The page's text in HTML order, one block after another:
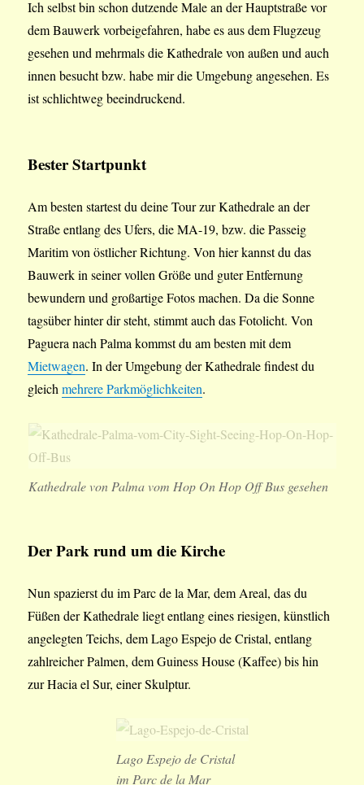
Ich selbst bin schon dutzende Male an der Hauptstraße vor
dem Bauwerk vorbeigefahren, habe es aus dem Flugzeug
gesehen und mehrmals die Kathedrale von außen und auch
innen besucht bzw. habe mir die Umgebung angesehen. Es
ist schlichtweg beeindruckend.
Bester Startpunkt
Am besten startest du deine Tour zur Kathedrale an der
Straße entlang des Ufers, die MA-19, bzw. die Passeig
Maritim von östlicher Richtung. Von hier kannst du das
Bauwerk in seiner vollen Größe und guter Entfernung
bewundern und großartige Fotos machen. Da die Sonne
tagsüber hinter dir steht, stimmt auch das Fotolicht. Von
Paguera nach Palma kommst du am besten mit dem
Mietwagen. In der Umgebung der Kathedrale findest du
gleichmehrere Parkmöglichkeiten.
Kathedrale von Palma vom Hop On Hop Off Bus gesehen
Der Park rund um die Kirche
Nun spazierst du im Parc de la Mar, dem Areal, das du
Füßen der Kathedrale liegt entlang eines riesigen, künstlich
angelegten Teichs, dem Lago Espejo de Cristal, entlang
zahlreicher Palmen, dem Guiness House (Kaffee) bis hin
zur Hacia el Sur, einer Skulptur.
Lago Espejo de Cristal
im Parc de la Mar